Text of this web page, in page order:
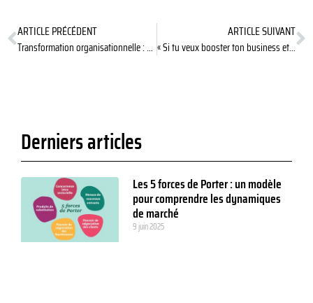
ARTICLE PRÉCÉDENT
Transformation organisationnelle : et si le problème, c’était vous ?
ARTICLE SUIVANT
« Si tu veux booster ton business et devenir rapidement riche, alors clique sur ce lien »
Derniers articles
Les 5 forces de Porter : un modèle
pour comprendre les dynamiques
de marché
9 juin 2025